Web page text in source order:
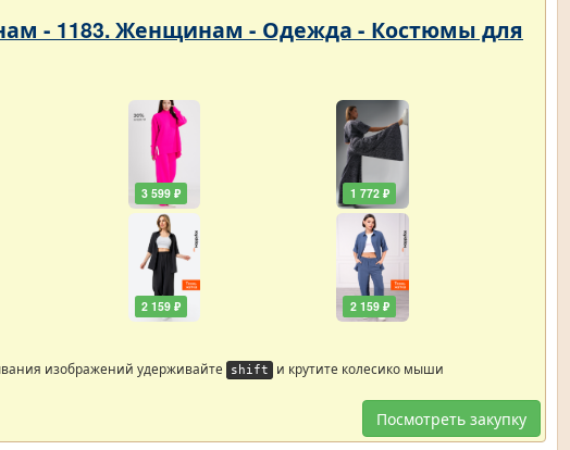
- 1183. Женщинам - Одежда - Костюмы для
3 599 ₽
2 159 ₽
1 772 ₽
2 159 ₽
изображений удерживайте shift и крутите колесико мыши
Посмотреть закупку